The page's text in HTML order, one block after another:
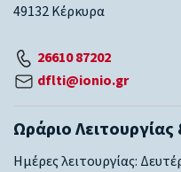
49132 Κέρκυρα
26610 87202
dflti@ionio.gr
Ωράριο
Ημέρες λειτουργίας: